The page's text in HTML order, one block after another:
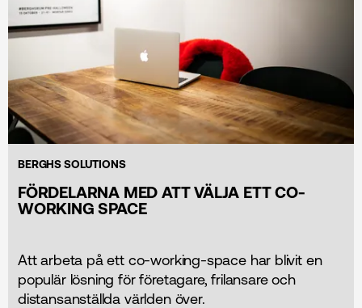
BERGHS SOLUTIONS
FÖRDELARNA MED ATT VÄLJA ETT CO-
WORKING SPACE
Att arbeta på ett co-working-space har blivit en
populär lösning för företagare, frilansare och
distansanställda världen över.